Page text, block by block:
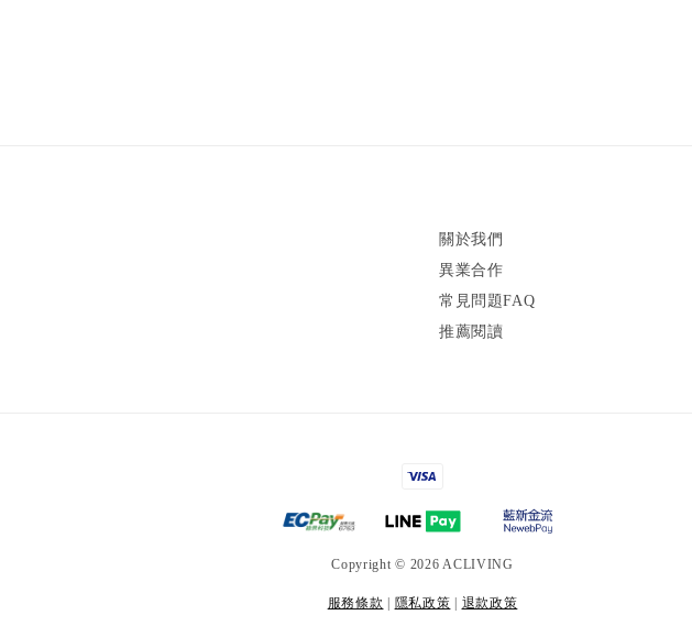
關於我們
異業合作
常見問題FAQ
推薦閱讀
Copyright © 2026 ACLIVING
服務條款 隱私政策 退款政策